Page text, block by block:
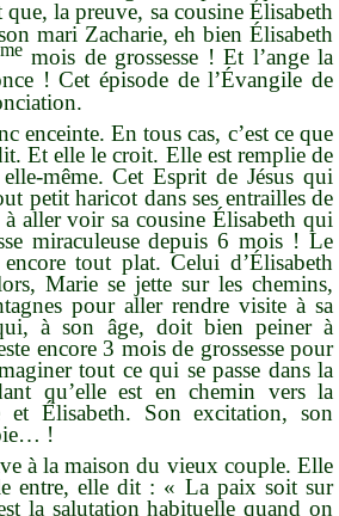
la preuve, sa cousine Élisabeth
mari Zacharie, eh bien Élisabeth
mois de grossesse ! Et l’ange la
! Cet épisode de l’Évangile de
.
En tous cas, c’est ce que
Et elle le croit. Elle est remplie de
même. Cet Esprit de Jésus qui
petit haricot dans ses entrailles de
aller voir sa cousine Élisabeth qui
miraculeuse depuis 6 mois ! Le
tout plat. Celui d’Élisabeth
Marie se jette sur les chemins,
pour aller rendre visite à sa
à son âge, doit bien peiner à
encore 3 mois de grossesse pour
tout ce qui se passe dans la
qu’elle est en chemin vers la
et Élisabeth. Son excitation, son
!
maison du vieux couple. Elle
entre, elle dit : « La paix soit sur
la salutation habituelle quand on